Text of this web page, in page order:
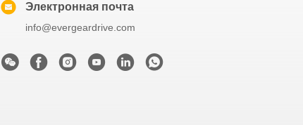
Электронная почта
info@evergeardrive.com